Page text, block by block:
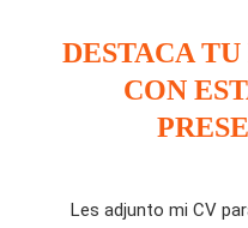
DESTACA
CON
Les adjunto mi CV